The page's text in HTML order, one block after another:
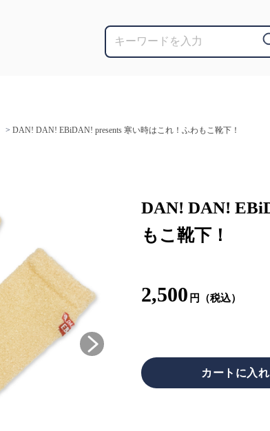
> DAN! DAN! EBiDAN! presents 寒い時はこれ！ふわもこ靴下！
DAN! DAN!
もこ靴下！
2,500 円（税込）